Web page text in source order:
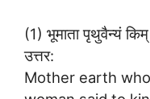
(1) भूमाता पृथुवैन्यं
उत्तर:
Mother earth